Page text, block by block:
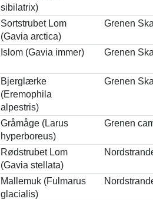
sibilatrix)
Sortstrubet Lom
(Gavia arctica)
Grenen
Islom (Gavia immer) Grenen
Bjerglærke
(Eremophila
alpestris)
Grenen
Gråmåge (Larus
hyperboreus)
Grenen
Rødstrubet Lom
(Gavia stellata)
Mallemuk (Fulmarus
glacialis)